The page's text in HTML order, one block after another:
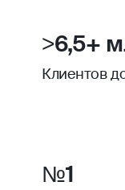
>6,5+
Клиентов
№1